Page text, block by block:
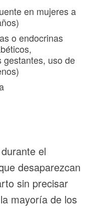
en mujeres a
o endocrinas
gestantes, uso de
el
desaparezcan
sin precisar
mayoría de los